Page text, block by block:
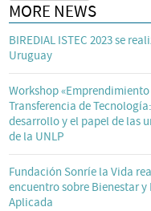
MORE NEWS
BIREDIAL ISTEC 2023 se
Uruguay
Workshop
Transferencia de
desarrollo y el papel de las
de la UNLP
Fundación Sonríe la Vida
encuentro sobre Bienestar
Aplicada